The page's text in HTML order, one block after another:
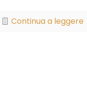
Continua a leggere